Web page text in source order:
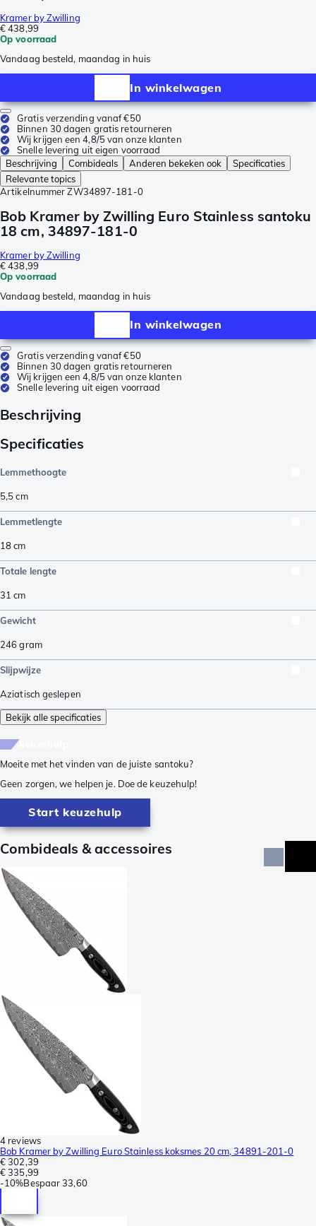
Kramer by Zwilling
€ 438,99
Op voorraad
Vandaag besteld, maandag in huis
In winkelwagen
Gratis verzending vanaf €50
Binnen 30 dagen gratis retourneren
Wij krijgen een 4,8/5 van onze klanten
Snelle levering uit eigen voorraad
Beschrijving
Combideals Anderen bekeken ook
Specificaties
Relevante topics
Artikelnummer ZW34897-181-0
Bob Kramer by Zwilling Euro Stainless santoku
18 cm, 34897-181-0
Kramer by Zwilling
€ 438,99
Op voorraad
Vandaag besteld, maandag in huis
In winkelwagen
Gratis verzending vanaf €50
Binnen 30 dagen gratis retourneren
Wij krijgen een 4,8/5 van onze klanten
Snelle levering uit eigen voorraad
Beschrijving
Specificaties
Lemmethoogte
5,5cm
Lemmetlengte
18cm
Totale lengte
31 cm
Gewicht
246gram
Slijpwijze
Aziatisch geslepen
Bekijk alle specificaties
Moeite met het vinden van de juiste santoku?
Geen zorgen, we helpen je. Doe de keuzehulp!
Start keuzehulp
Combideals & accessoires
4 reviews
Bob Kramer by Zwilling Euro Stainless koksmes 20 cm, 34891-201-0
€ 302,39
€ 335,99
-10%Bespaar 33,60